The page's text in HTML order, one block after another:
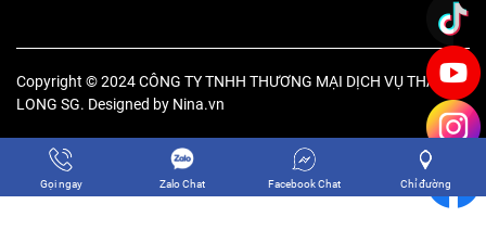
Copyright © 2024 CÔNG TY TNHH THƯƠNG MẠI DỊCH VỤ THĂNG
LONG SG. Designed by Nina.vn
Gọi ngay Zalo Chat Facebook Chat Chỉ đường